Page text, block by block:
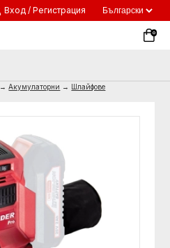
Вход / Регистрация
0
→Акумулаторни → Шлайфове